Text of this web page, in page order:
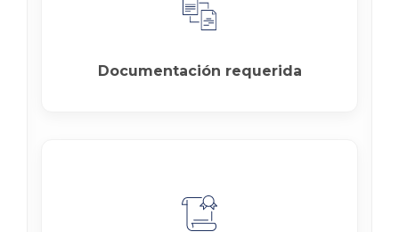
Documentación requerida